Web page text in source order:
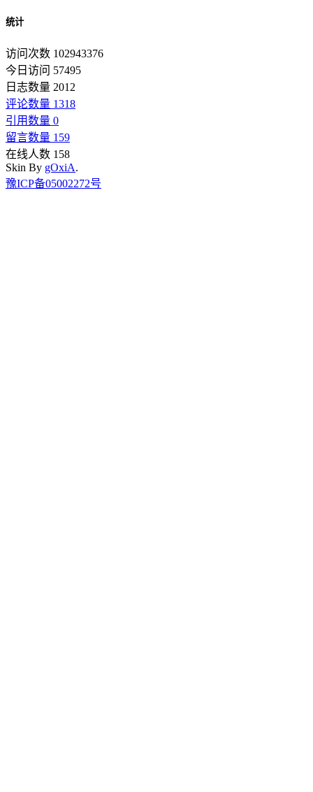
统计
访问次数 102943376
今日访问 57495
日志数量 2012
评论数量 1318
引用数量 0
留言数量 159
在线人数 158
Skin By gOxiA.
豫ICP备05002272号